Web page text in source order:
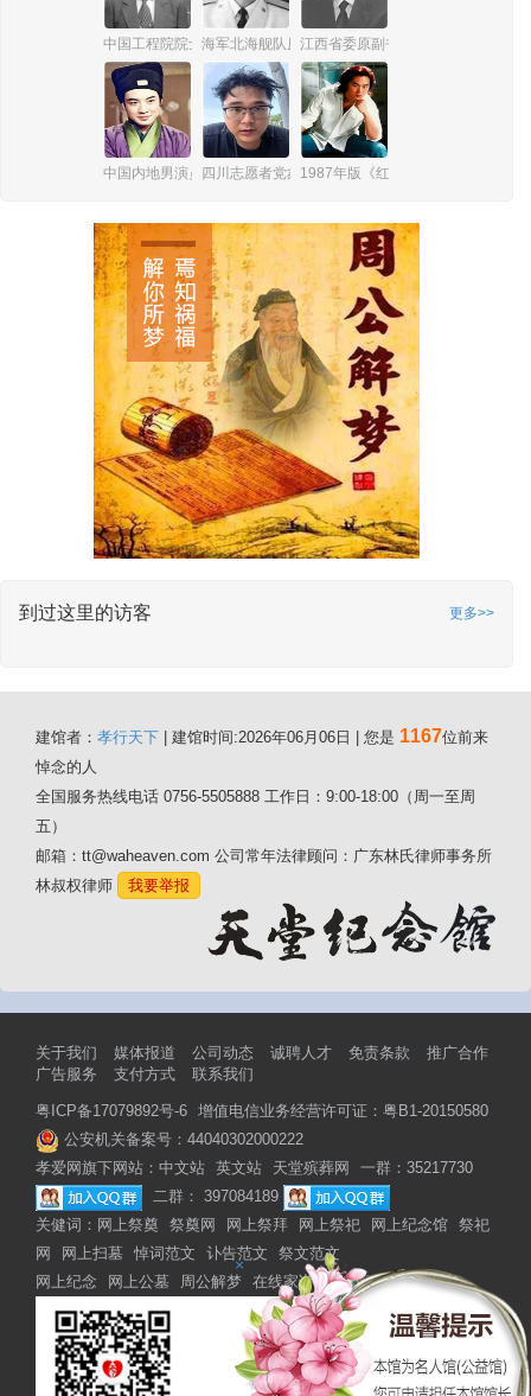
中国工程院院士、通信工程专家陆建勋
海军北海舰队原政委陈先锋江西省委原副书记、省人民政府原省
中国内地男演员马广儒四川志愿者党鑫蕊1987年版《红楼梦》板儿饰演者李玥
到过这里的访客 更多>>
建馆者： 孝行天下 | 建馆时间:2026年06月06日 | 您是 1167位前来
悼念的人
全国服务热线电话 0756-5505888 工作日：9:00-18:00（周一至周
五）
邮箱：tt@waheaven.com 公司常年法律顾问：广东林氏律师事务所
林叔权律师
我要举报
关于我们 媒体报道 公司动态 诚聘人才 免责条款
推广合作
广告服务
支付方式 联系我们
粤ICP备17079892号-6 增值电信业务经营许可证：粤B1-20150580
公安机关备案号：44040302000222
孝爱网旗下网站： 中文站 英文站 天堂殡葬网
一群：35217730
二群： 397084189
关健词： 网上祭奠 祭奠网 网上祭拜 网上祭祀 网上纪念馆 祭祀
网
网上扫墓 悼词范文 讣告范文
祭文范文
网上纪念
网上公墓 周公解梦 在线家谱 网上家谱
×